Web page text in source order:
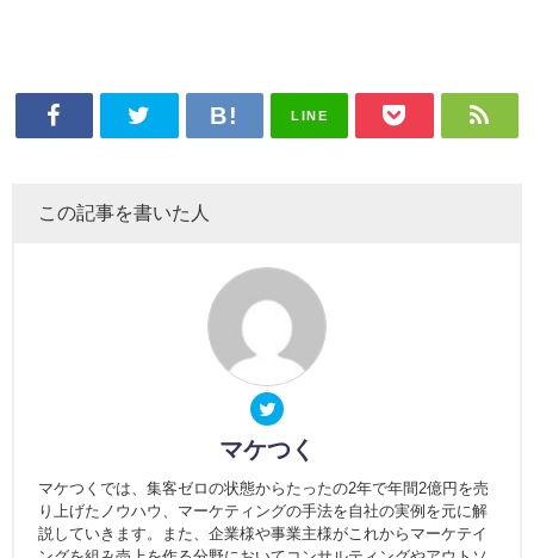
LINE
この記事を書いた人
マケつく
マケつくでは、集客ゼロの状態からたったの2年で年間2億円を売
り上げたノウハウ、マーケティングの手法を自社の実例を元に解
説していきます。また、企業様や事業主様がこれからマーケテイ